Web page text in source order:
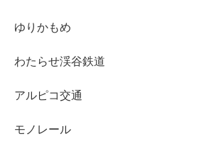
ゆりかもめ
わたらせ渓谷鉄道
アルピコ交通
モノレール